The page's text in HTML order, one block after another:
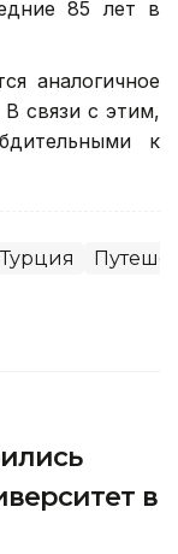
85 лет в
аналогичное
связи с этим,
к
Турция
в